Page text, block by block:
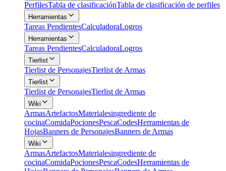
PerfilesTabla de clasificaciónTabla de clasificación de perfiles
Herramientas
Tareas PendientesCalculadoraLogros
Herramientas
Tareas PendientesCalculadoraLogros
Tierlist
Tierlist de PersonajesTierlist de Armas
Tierlist
Tierlist de PersonajesTierlist de Armas
Wiki
ArmasArtefactosMaterialesingrediente de
cocinaComidaPocionesPescaCodesHerramientas de
HojasBanners de PersonajesBanners de Armas
Wiki
ArmasArtefactosMaterialesingrediente de
cocinaComidaPocionesPescaCodesHerramientas de